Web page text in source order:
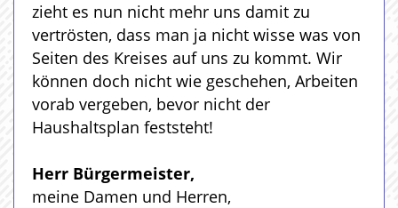
zieht es nun nicht mehr uns damit zu
vertrösten, dass man ja nicht wisse was von
Seiten des Kreises auf uns zu kommt. Wir
können doch nicht wie geschehen, Arbeiten
vorab vergeben, bevor nicht der
Haushaltsplan feststeht!
Herr Bürgermeister,
meine Damen und Herren,